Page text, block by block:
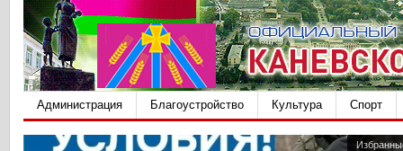
Администрация Благоустройство Культура Спорт
Hover over the images